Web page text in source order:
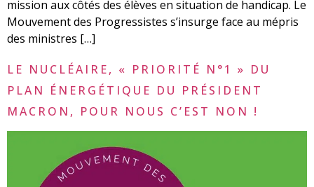
mission aux côtés des élèves en situation de handicap. Le
Mouvement des Progressistes s’insurge face au mépris
des ministres […]
LE NUCLÉAIRE, « PRIORITÉ N°1 » DU
PLAN ÉNERGÉTIQUE DU PRÉSIDENT
MACRON, POUR NOUS C’EST NON !